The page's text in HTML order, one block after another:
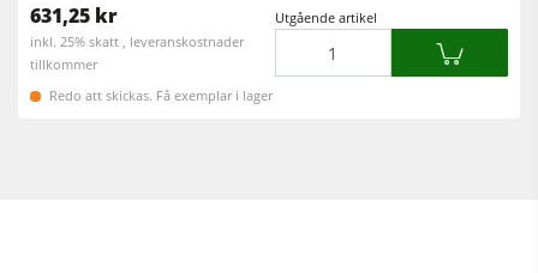
631,25 kr
inkl. 25% skatt , leveranskostnader
tillkommer
Utgående artikel
Redo att skickas. Få exemplar i lager